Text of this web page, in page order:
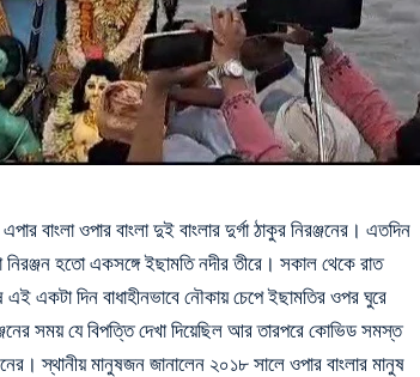
বাংলা ওপার বাংলা দুই বাংলার দুর্গা ঠাকুর নিরঞ্জনের। এতদিন
নিরঞ্জন হতো একসঙ্গে ইছামতি নদীর তীরে। সকাল থেকে রাত
একটা দিন বাধাহীনভাবে নৌকায় চেপে ইছামতির ওপর ঘুরে
সময় যে বিপত্তি দেখা দিয়েছিল আর তারপরে কোভিড সমস্ত
স্থানীয় মানুষজন জানালেন ২০১৮ সালে ওপার বাংলার মানুষ